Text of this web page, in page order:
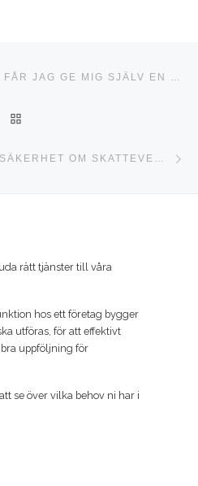
HOPP OM STÄRKT RÄTTSSÄKERHET OM SKATTEVERKET FÅR HANTERA KORTTIDSTÖDET
rätt tjänster till våra
hos ett företag bygger
utföras, för att effektivt
uppföljning för
se över vilka behov ni har i